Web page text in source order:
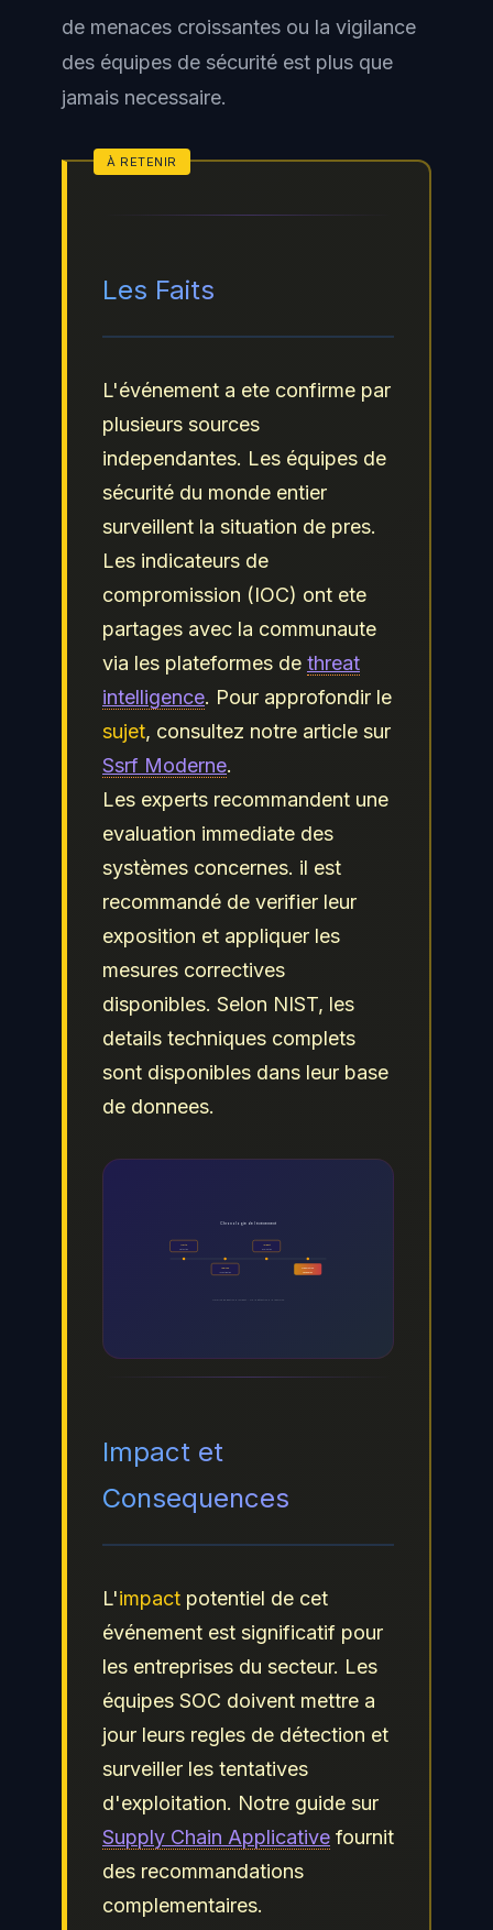
de menaces croissantes ou la vigilance
des équipes de sécurité est plus que
jamais necessaire.
Les Faits
L'événement a ete confirme par
plusieurs sources
independantes. Les équipes de
sécurité du monde entier
surveillent la situation de pres.
Les indicateurs de
compromission (IOC) ont ete
partages avec la communaute
via les plateformes de threat
intelligence. Pour approfondir le
sujet, consultez notre article sur
Ssrf Moderne.
Les experts recommandent une
evaluation immediate des
systèmes concernes. il est
recommandé de verifier leur
exposition et appliquer les
mesures correctives
disponibles. Selon NIST, les
details techniques complets
sont disponibles dans leur base
de donnees.
Alerte
Analyse
Impact
Resolution
Chronologie de l événement
Timeline de gestion d incident - De la détection a la resolution
Impact et
Consequences
L'impact potentiel de cet
événement est significatif pour
les entreprises du secteur. Les
équipes SOC doivent mettre a
jour leurs regles de détection et
surveiller les tentatives
d'exploitation. Notre guide sur
Supply Chain Applicative fournit
des recommandations
complementaires.